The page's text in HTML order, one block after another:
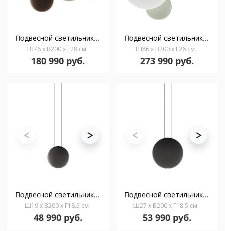
Подвесной светильник Cosmos 2515 2700 K
Ш76 x В200 x Г28 см
180 990 руб.
Подвесной светильник Cosmos 2516 2700 K
Ш86 x В200 x Г26 см
273 990 руб.
Подвесной светильник Cosmos 2500 2700 K On/ Off
Ш19 x В200 x Г18.5 см
48 990 руб.
Подвесной светильник Cosmos 2501 2700 K On/ Off
Ш27 x В200 x Г18.5 см
53 990 руб.